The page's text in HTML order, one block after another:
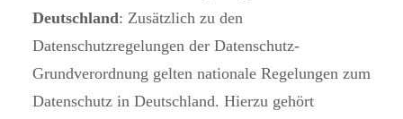
Deutschland: Zusätzlich zu den
Datenschutzregelungen der Datenschutz-
Grundverordnung gelten nationale Regelungen zum
Datenschutz in Deutschland. Hierzu gehört